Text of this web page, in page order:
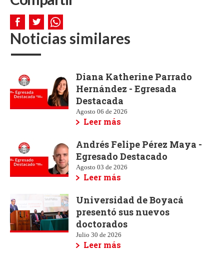
Noticias similares
Diana Katherine Parrado
Hernández - Egresada
Destacada
Agosto 06 de 2026
Leer más
Andrés Felipe Pérez Maya -
Egresado Destacado
Agosto 03 de 2026
Leer más
Universidad de Boyacá
presentó sus nuevos
doctorados
Julio 30 de 2026
Leer más